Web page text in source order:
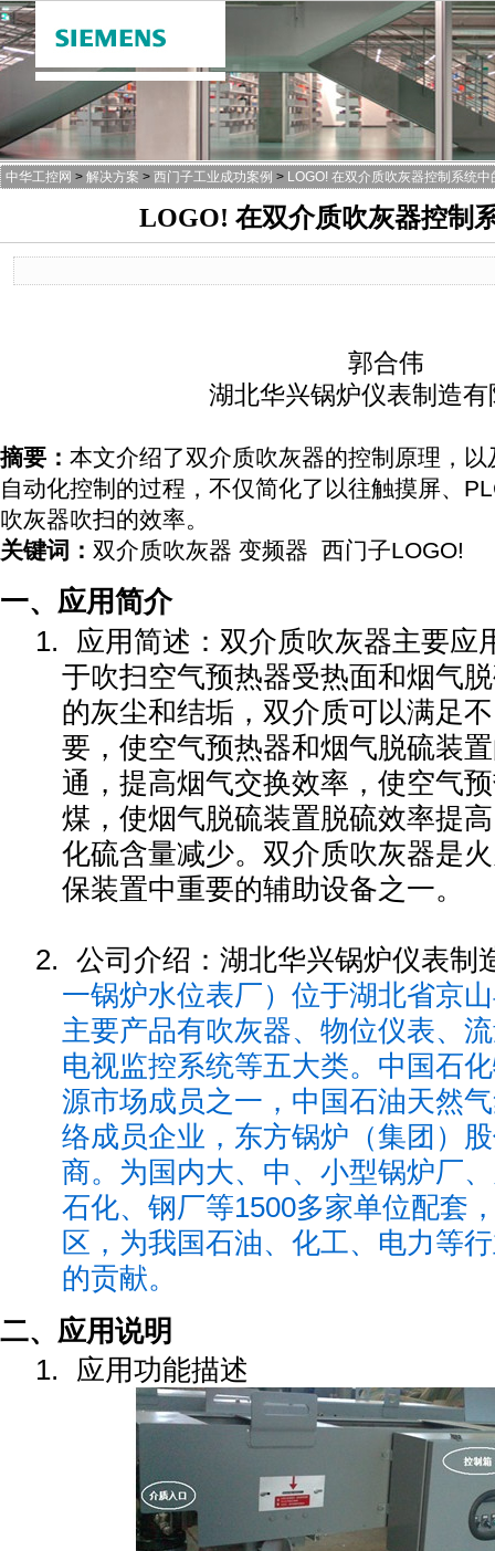
中华工控网 > 解决方案 > 西门子工业成功案例 > LOGO! 在双介质吹灰器控制系统中
LOGO! 在双介质吹灰器控制
郭合伟
湖北华兴锅炉仪表制造有
摘要： 本文介绍了双介质吹灰器的控制原理，
自动化控制的过程，不仅简化了以往触摸屏、
吹灰器吹扫的效率。
关键词： 双介质吹灰器 变频器 西门子LOGO!
一、应用简介
1.
应用简述：双介质吹灰器主要应
于吹扫空气预热器受热面和烟气
的灰尘和结垢，双介质可以满足
要，使空气预热器和烟气脱硫装
通，提高烟气交换效率，使空气
煤，使烟气脱硫装置脱硫效率提
化硫含量减少。双介质吹灰器是
保装置中重要的辅助设备之一。
2. 公司介绍：湖北华兴锅炉仪表制
一锅炉水位表厂）位于湖北省京
主要产品有吹灰器、物位仪表、
电视监控系统等五大类。中国石
源市场成员之一，中国石油天然
络成员企业，东方锅炉（集团）
商。为国内大、中、小型锅炉厂
石化、钢厂等1500多家单位配套
区，为我国石油、化工、电力等
的贡献。
二、应用说明
1.
应用功能描述